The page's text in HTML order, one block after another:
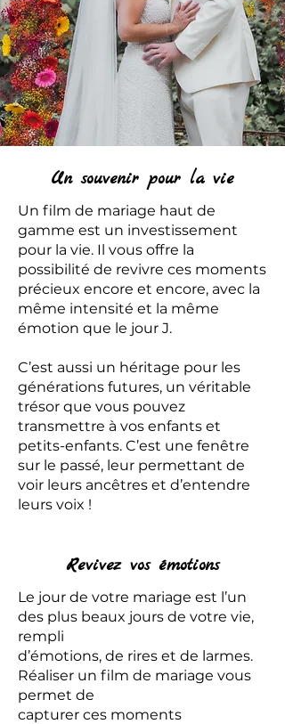
Un souvenir pour la vie
Un film de mariage haut de
gamme est un investissement
pour la vie. Il vous offre la
possibilité de revivre ces moments
précieux encore et encore, avec la
même intensité et la même
émotion que le jour J.
C’est aussi un héritage pour les
générations futures, un véritable
trésor que vous pouvez
transmettre à vos enfants et
petits-enfants. C’est une fenêtre
sur le passé, leur permettant de
voir leurs ancêtres et d’entendre
leurs voix !
Revivez vos émotions
Le jour de votre mariage est l’un
des plus beaux jours de votre vie,
rempli
d’émotions, de rires et de larmes.
Réaliser un film de mariage vous
permet de
capturer ces moments